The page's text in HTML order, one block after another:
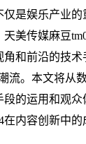
是娱乐产业
美传媒麻豆
和前沿的技术
流。本文将从
的运用和观众
内容创新中的